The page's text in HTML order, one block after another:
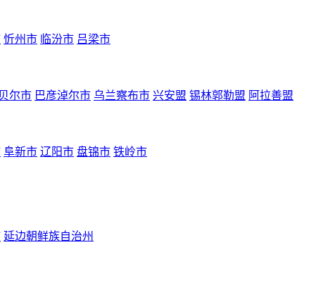
忻州市 临汾市 吕梁市
尔市 巴彦淖尔市 乌兰察布市 兴安盟 锡林郭勒盟 阿拉善盟
阜新市 辽阳市 盘锦市 铁岭市
延边朝鲜族自治州